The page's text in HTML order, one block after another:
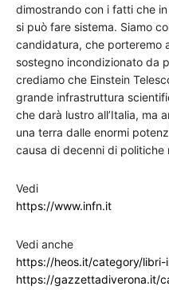
dimostrando con i fatti che
si può fare sistema. Siamo
candidatura, che porteremo
sostegno incondizionato da
crediamo che Einstein
grande infrastruttura
che darà lustro all’Italia, ma
una terra dalle enormi
causa di decenni di politiche
Vedi
https://www.infn.it
Vedi anche
https://heos.it/category/
https://gazzettadiverona.it/